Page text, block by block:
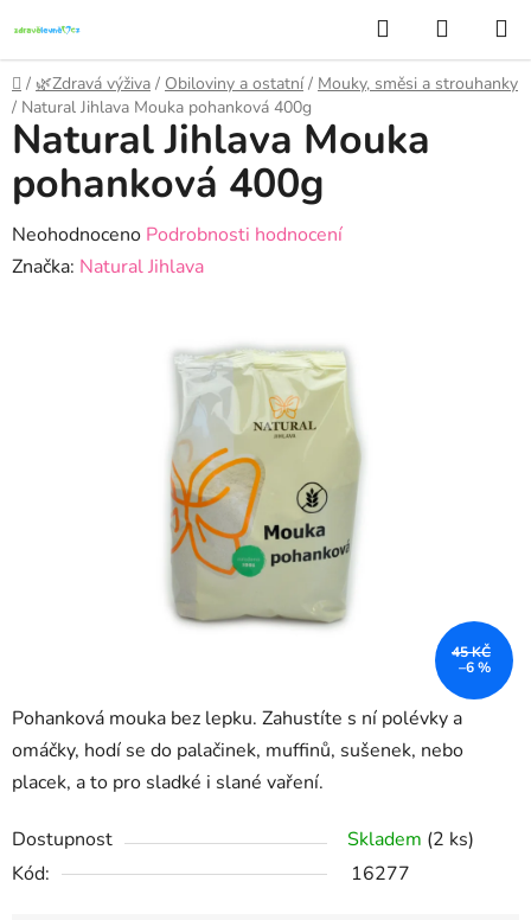
na
obsah
Hledat
KOŠÍK
Domů
/ 🌿Zdravá výživa / Obiloviny a ostatní / Mouky, směsi a strouhanky
/ Natural Jihlava Mouka pohanková 400g
Pohanková mouka bez lepku. Zahustíte s ní polévky a
omáčky, hodí se do palačinek, muffinů, sušenek, nebo
placek, a to pro sladké i slané vaření.
Dostupnost Skladem (2 ks)
Kód:
16277
Natural Jihlava Mouka
pohanková 400g
Průměrné
hodnocení
Neohodnoceno Podrobnosti hodnocení
Značka: Natural Jihlava
45 KČ
–6 %